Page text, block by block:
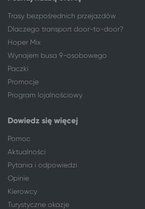
Toruń
Jelenia Góra
Solec-Zdrój
Toruń
Busko-Zdrój
Toruń
Toruń
Lądek-Zdrój
Toruń
Ciechocinek
Toruń
Toruń
Turek
Toruń
Tychy
Wieluń
Wizna
Toruń
Trasy bezpośrednich przejazdów
Dlaczego transport door-to-door?
Hoper Mix
Wynajem busa 9-osobowego
Paczki
Promocje
Program lojalnościowy
Dowiedz się więcej
Pomoc
Aktualności
Pytania i odpowiedzi
Opinie
Kierowcy
Turystyczne okazje